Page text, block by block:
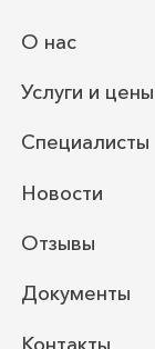
О нас
Услуги и цены
Специалисты
Новости
Отзывы
Документы
Контакты